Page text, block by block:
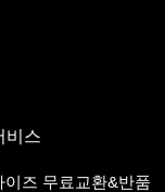
비스
이즈 무료교환&반품